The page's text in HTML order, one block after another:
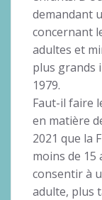
demandant
concernant
adultes et
plus grands
1979.
Faut-il faire
en matière
2021 que la
moins de 15
consentir à
adulte, plus